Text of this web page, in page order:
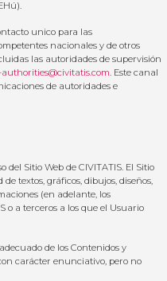
unico para las
nacionales y de otros
las autoridades de supervisión
authorities@civitatis.com. Este canal
de autoridades e
Sitio Web de CIVITATIS. El Sitio
textos, gráficos, dibujos, diseños,
(en adelante, los
o a terceros a los que el Usuario
de los Contenidos y
carácter enunciativo, pero no